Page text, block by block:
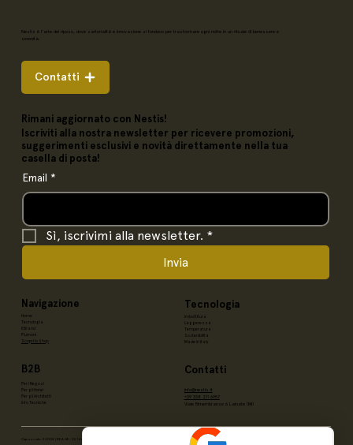
Rimani aggiornato con Nestis!
Iscriviti alla nostra newsletter per ricevere promozioni,
suggerimenti esclusivi e novità direttamente nella tua
casella di posta!
Email *
Sì, iscrivimi alla newsletter. *
Invia
Nestis è l'arte del riposo, dove sartorialità e innovazione si fondono per trasformare ogni notte in un rituale di benessere e
serenità.
Contatti
Navigazione
Home
Tecnologia
Il Brand
Piumoni
Scopri lo Shop
Tecnologia
Imbottitura
Leggerezza
Temperatura
Sostenibilità
Made in Italy
B2B
Per i Negozi
Per gli Hotel
Per gli Architetti
Info Tecniche
Contatti
info@nestis.it
+39 338 211 6957
Viale Rimembranze 6 Lainate (MI)
Cap.sociale: 3000€ | REA: MI - 2514409 | P. IVA 10219180964